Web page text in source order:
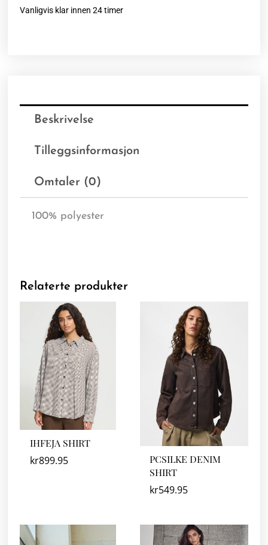
Vanligvis klar innen 24 timer
Beskrivelse
Tilleggsinformasjon
Omtaler (0)
100% polyester
Relaterte produkter
IHFEJA SHIRT
kr899.95
PCSILKE DENIM
SHIRT
kr549.95